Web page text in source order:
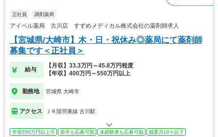
正社員 調剤薬局
アイベル薬局 古川店 すずめメディカル株式会社の薬剤師求人
【宮城県/大崎市】木・日・祝休み◎薬局にて薬剤師
募集です＜正社員＞
給与
【月収】33.3万円～45.8万円程度
【年収】400万円～550万円以上
勤務地 宮城県 大崎市
アクセス ＪＲ陸羽東線 古川駅
年収550万円以上可 新卒も応募可能 未経験者も応募可能
残業月10ｈ以下